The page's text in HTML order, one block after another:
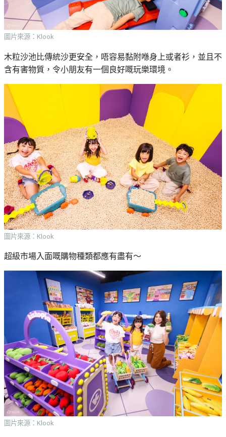
圖片來源：Klook
木粒沙池比傳統沙更安全，唔容易黏附喺身上或者衫，並且不
含有害物質，令小朋友有一個良好嘅玩樂環境。
圖片來源：Klook
超級市場入面嘅購物種類都應有盡有～
圖片來源：Klook